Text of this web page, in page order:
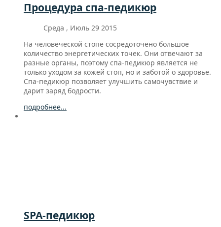
Процедура спа-педикюр
Среда , Июль 29 2015
На человеческой стопе сосредоточено большое
количество энергетических точек. Они отвечают за
разные органы, поэтому спа-педикюр является не
только уходом за кожей стоп, но и заботой о здоровье.
Спа-педикюр позволяет улучшить самочувствие и
дарит заряд бодрости.
подробнее...
SPA-педикюр